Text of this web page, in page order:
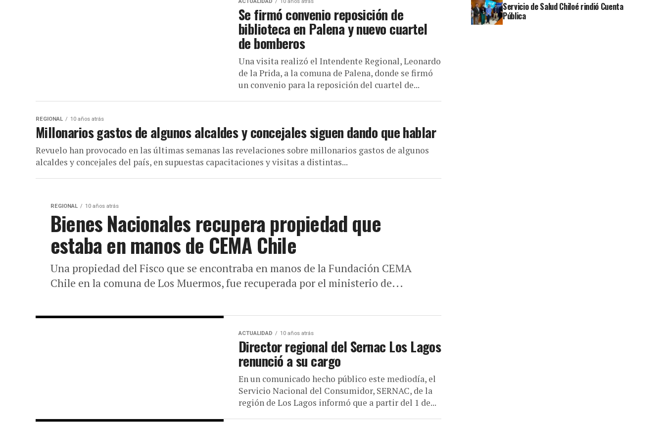
Se firmó convenio reposición de
biblioteca en Palena y nuevo cuartel
de bomberos
Una visita realizó el Intendente Regional, Leonardo
de la Prida, a la comuna de Palena, donde se firmó
un convenio para la reposición del cuartel de...
REGIONAL 10 años atrás
Millonarios gastos de algunos alcaldes y concejales siguen dando que hablar
Revuelo han provocado en las últimas semanas las revelaciones sobre millonarios gastos de algunos
alcaldes y concejales del país, en supuestas capacitaciones y visitas a distintas...
REGIONAL 10 años atrás
Bienes Nacionales recupera propiedad que
estaba en manos de CEMA Chile
Una propiedad del Fisco que se encontraba en manos de la Fundación CEMA
Chile en la comuna de Los Muermos, fue recuperada por el ministerio de...
ACTUALIDAD 10 años atrás
Director regional del Sernac Los Lagos
renunció a su cargo
En un comunicado hecho público este mediodía, el
Servicio Nacional del Consumidor, SERNAC, de la
región de Los Lagos informó que a partir del 1 de...
Servicio de Salud Chiloé rindió Cuenta
Pública